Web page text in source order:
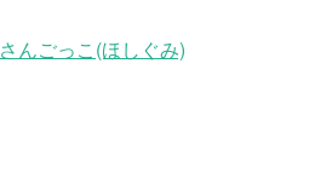
んごっこ(ほしぐみ)